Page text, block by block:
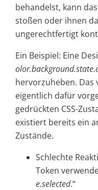
behandelst, kann
stoßen oder ihnen
ungerechtfertigt
Ein Beispiel: Eine
hervorzuheben. Das
eigentlich dafür
gedrückten CSS-
existiert bereits ein
Zustände.
Schlechte
Token
e.selected.“